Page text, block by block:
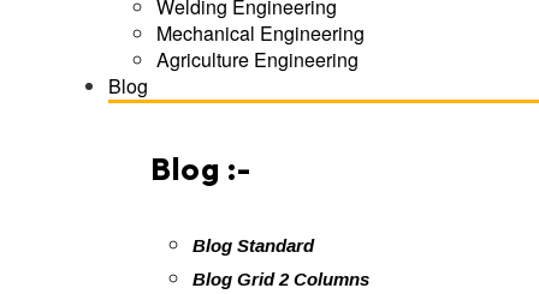
Welding Engineering
Mechanical Engineering
Agriculture Engineering
Blog
Blog :-
Blog Standard
Blog Grid 2 Columns